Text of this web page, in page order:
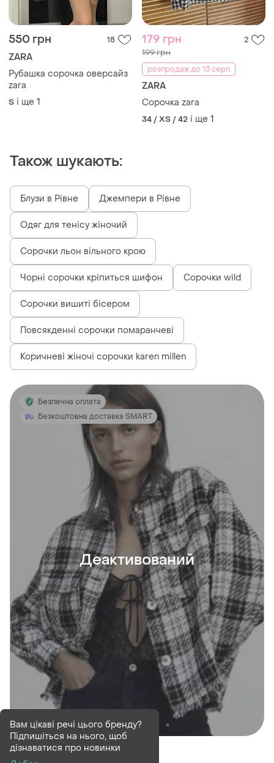
550 грн 18
ZARA
Рубашка сорочка оверсайз
zara
S і ще 1
179 грн 2
199 грн
розпродаж до 13 серп
ZARA
Сорочка zara
34 / XS / 42 і ще 1
Також шукають:
Блузи в Рівне Джемпери в Рівне
Одяг для тенісу жіночий
Сорочки льон вільного крою
Чорні сорочки кріпиться шифон Сорочки wild
Сорочки вишиті бісером
Повсякденні сорочки помаранчеві
Коричневі жіночі сорочки karen millen
Безпечна оплата
Безкоштовна доставка SMART
Деактивований
Деактивований 1 шт
Вам цікаві речі цього бренду?
Підпишіться на нього, щоб
дізнаватися про новинки